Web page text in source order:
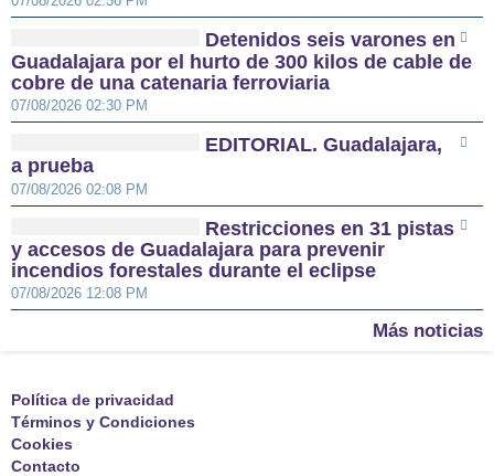
Detenidos seis varones en
Guadalajara por el hurto de 300 kilos de cable de
cobre de una catenaria ferroviaria
07/08/2026 02:30 PM
EDITORIAL. Guadalajara,
a prueba
07/08/2026 02:08 PM
Restricciones en 31 pistas
y accesos de Guadalajara para prevenir
incendios forestales durante el eclipse
07/08/2026 12:08 PM
Más noticias
Política de privacidad
Términos y Condiciones
Cookies
Contacto